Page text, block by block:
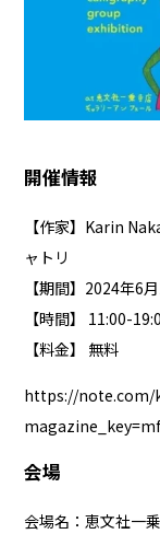
開催情報
【作家】Karin
ャトリ
【期間】2024年6
【時間】 11:00-
【料金】 無料
https://note.com/
会場
会場名：恵文社一